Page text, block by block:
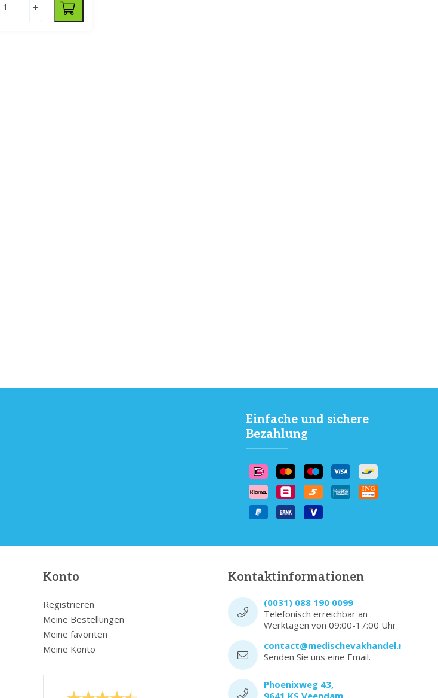
+
Einfache und sichere
Bezahlung
Konto
Registrieren
Meine Bestellungen
Meine favoriten
Meine Konto
Kontaktinformationen
(0031) 088 190 0099
Telefonisch erreichbar an
Werktagen von 09:00-17:00 Uhr
contact@medischevakhandel.nl
Senden Sie uns eine Email.
Phoenixweg 43,
9641 KS Veendam